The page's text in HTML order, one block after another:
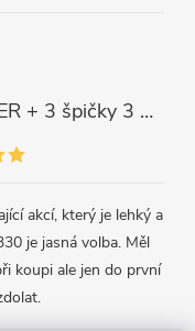
Delphin Prut LYCAN TeleFEEDER + 3 špičky 3 m, 80 g
akcí, který je lehký a
je jasná volba. Měl
koupi ale jen do první